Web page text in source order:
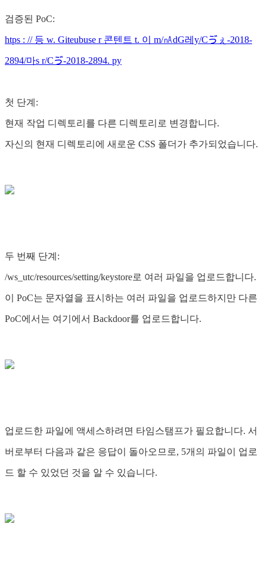
검증된 PoC:
htps : // 등 w. Giteubuse r 콘텐트 t. 이 m/㎁dG레y/Cゔぇ-2018-
2894/마s r/Cゔ-2018-2894. py
첫 단계:
현재 작업 디렉토리를 다른 디렉토리로 변경합니다.
자신의 현재 디렉토리에 새로운 CSS 폴더가 추가되었습니다.
두 번째 단계:
/ws_utc/resources/setting/keystore로 여러 파일을 업로드합니다.
이 PoC는 문자열을 표시하는 여러 파일을 업로드하지만 다른
PoC에서는 여기에서 Backdoor를 업로드합니다.
업로드한 파일에 액세스하려면 타임스탬프가 필요합니다. 서
버로부터 다음과 같은 응답이 돌아오므로, 5개의 파일이 업로
드 할 수 있었던 것을 알 수 있습니다.